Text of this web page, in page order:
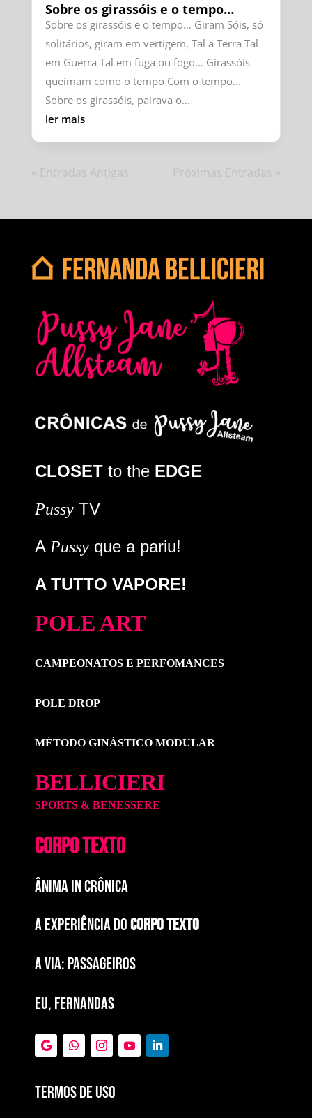
Sobre os girassóis e o tempo…
Sobre os girassóis e o tempo… Giram Sóis, só
solitários, giram em vertigem, Tal a Terra Tal
em Guerra Tal em fuga ou fogo… Girassóis
queimam como o tempo Com o tempo...
Sobre os girassóis, pairava o...
ler mais
CLOSET to the EDGE
Pussy TV
A Pussy que a pariu!
A TUTTO VAPORE!
POLE ART
CAMPEONATOS E PERFOMANCES
POLE DROP
MÉTODO GINÁSTICO MODULAR
BELLICIERI
SPORTS & BENESSERE
CORPO TEXTO
ÂNIMA IN CRÔNICA
A EXPERIÊNCIA DOCORPO TEXTO
a via: paSSAGEIROS
EU, FERNANDAS
Termos de Uso